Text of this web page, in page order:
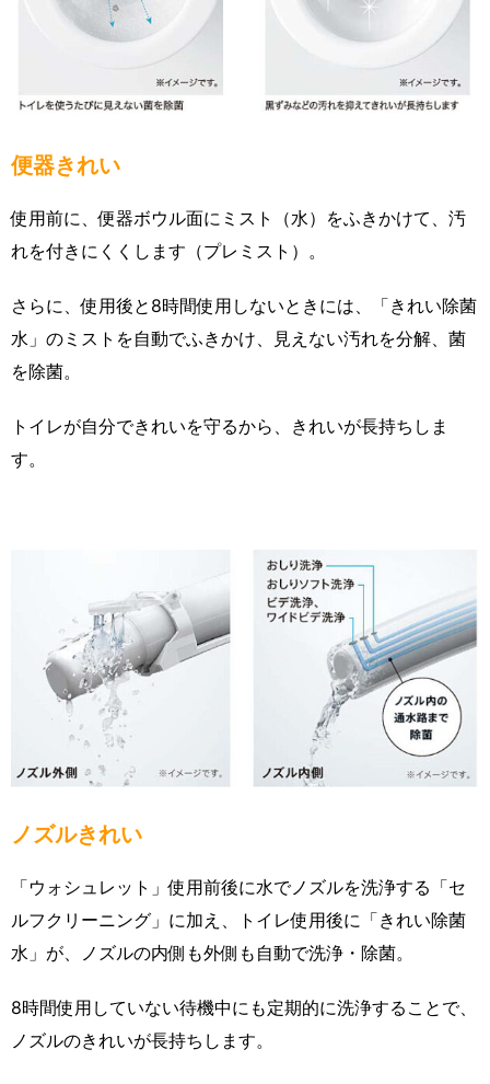
便器きれい
使用前に、便器ボウル面にミスト（水）をふきかけて、汚
れを付きにくくします（プレミスト）。
さらに、使用後と8時間使用しないときには、「きれい除菌
水」のミストを自動でふきかけ、見えない汚れを分解、菌
を除菌。
トイレが自分できれいを守るから、きれいが長持ちしま
す。
ノズルきれい
「ウォシュレット」使用前後に水でノズルを洗浄する「セ
ルフクリーニング」に加え、トイレ使用後に「きれい除菌
水」が、ノズルの内側も外側も自動で洗浄・除菌。
8時間使用していない待機中にも定期的に洗浄することで、
ノズルのきれいが長持ちします。